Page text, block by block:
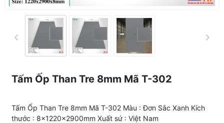
Tấm Ốp Than Tre 8mm Mã T-302
Tấm Ốp Than Tre 8mm Mã T-302 Màu : Đơn Sắc Xanh Kích
thước : 8x1220x2900mm Xuất sứ : Việt Nam